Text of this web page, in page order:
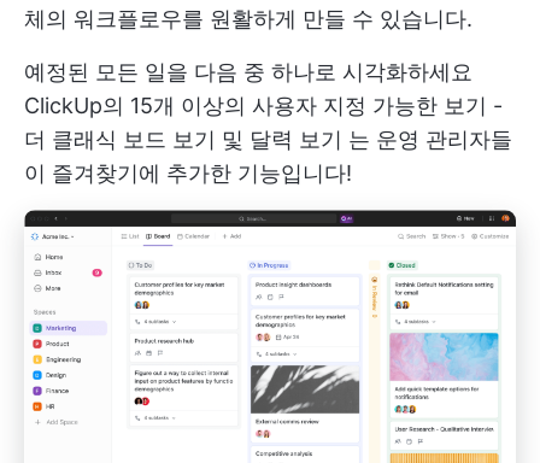
체의 워크플로우를 원활하게 만들 수 있습니다.
예정된 모든 일을 다음 중 하나로 시각화하세요
ClickUp의 15개 이상의 사용자 지정 가능한 보기 -
더 클래식 보드 보기 및 달력 보기 는 운영 관리자들
이 즐겨찾기에 추가한 기능입니다!